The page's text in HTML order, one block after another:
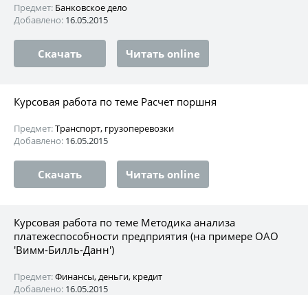
Предмет: Банковское дело
Добавлено: 16.05.2015
Скачать Читать online
Курсовая работа по теме Расчет поршня
Предмет:Транспорт, грузоперевозки
Добавлено: 16.05.2015
Скачать Читать online
Курсовая работа по теме Методика анализа
платежеспособности предприятия (на примере ОАО
'Вимм-Билль-Данн')
Предмет:Финансы, деньги, кредит
Добавлено: 16.05.2015